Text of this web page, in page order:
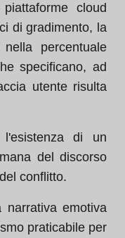
cloud
di gradimento, la
percentuale
specificano, ad
utente risulta
l'esistenza di un
del discorso
conflitto.
emotiva
praticabile per